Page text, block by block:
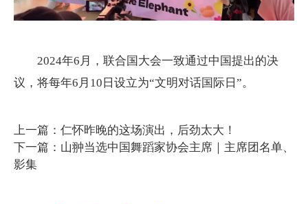
2024年6月，联合国大会一致通过中国提出的决
议，将每年6月10日设立为“文明对话国际日”。
上一篇：仁怀昨晚的这场演出，后劲太大！
下一篇：山翀当选中国舞蹈家协会主席｜主席团名单、
影集